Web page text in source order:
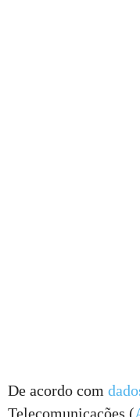
De acordo com
Telecomunicações (